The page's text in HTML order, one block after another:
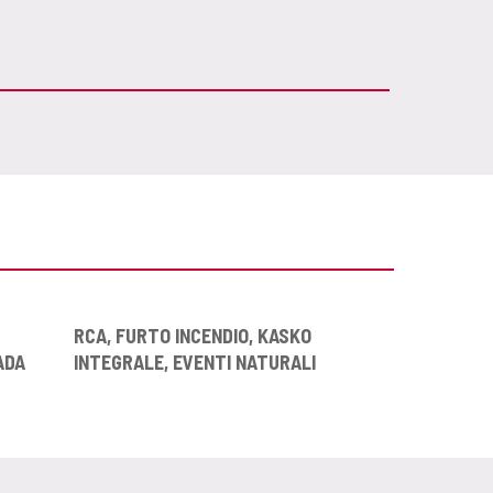
RCA, FURTO INCENDIO, KASKO
INTEGRALE, EVENTI NATURALI